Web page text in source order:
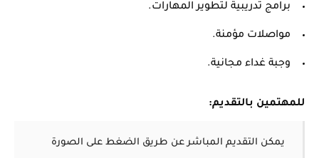
برامج تدريبية لتطوير المهارات.
مواصلات مؤمنة.
وجبة غداء مجانية.
للمهتمين بالتقديم:
يمكن التقديم المباشر عن طريق الضغط على الصورة